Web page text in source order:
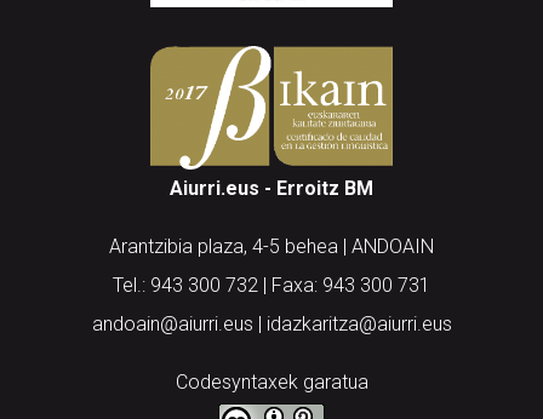
Aiurri.eus - Erroitz BM
Arantzibia plaza, 4-5 behea | ANDOAIN
Tel.: 943 300 732 | Faxa: 943 300 731
andoain@aiurri.eus | idazkaritza@aiurri.eus
Codesyntaxek garatua